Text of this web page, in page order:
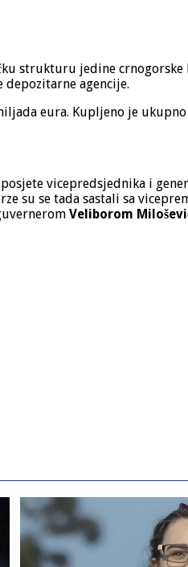
strukturu jedine
agencije.
eura. Kupljeno je
vicepredsjednika i
su se tada sastali sa
Veliborom